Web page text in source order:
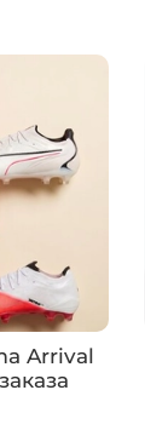
Arrival